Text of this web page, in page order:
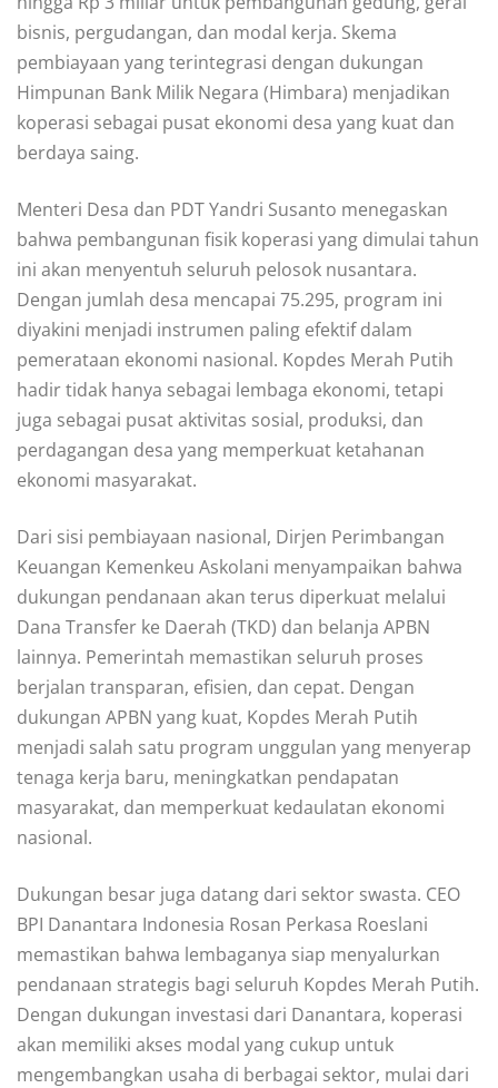
bisnis, pergudangan, dan modal kerja. Skema
pembiayaan yang terintegrasi dengan dukungan
Himpunan Bank Milik Negara (Himbara) menjadikan
koperasi sebagai pusat ekonomi desa yang kuat dan
berdaya saing.
Menteri Desa dan PDT Yandri Susanto menegaskan
bahwa pembangunan fisik koperasi yang dimulai tahun
ini akan menyentuh seluruh pelosok nusantara.
Dengan jumlah desa mencapai 75.295, program ini
diyakini menjadi instrumen paling efektif dalam
pemerataan ekonomi nasional. Kopdes Merah Putih
hadir tidak hanya sebagai lembaga ekonomi, tetapi
juga sebagai pusat aktivitas sosial, produksi, dan
perdagangan desa yang memperkuat ketahanan
ekonomi masyarakat.
Dari sisi pembiayaan nasional, Dirjen Perimbangan
Keuangan Kemenkeu Askolani menyampaikan bahwa
dukungan pendanaan akan terus diperkuat melalui
Dana Transfer ke Daerah (TKD) dan belanja APBN
lainnya. Pemerintah memastikan seluruh proses
berjalan transparan, efisien, dan cepat. Dengan
dukungan APBN yang kuat, Kopdes Merah Putih
menjadi salah satu program unggulan yang menyerap
tenaga kerja baru, meningkatkan pendapatan
masyarakat, dan memperkuat kedaulatan ekonomi
nasional.
Dukungan besar juga datang dari sektor swasta. CEO
BPI Danantara Indonesia Rosan Perkasa Roeslani
memastikan bahwa lembaganya siap menyalurkan
pendanaan strategis bagi seluruh Kopdes Merah Putih.
Dengan dukungan investasi dari Danantara, koperasi
akan memiliki akses modal yang cukup untuk
mengembangkan usaha di berbagai sektor, mulai dari